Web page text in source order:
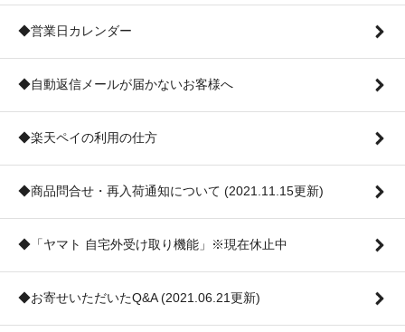
◆営業日カレンダー
◆自動返信メールが届かないお客様へ
◆楽天ペイの利用の仕方
◆商品問合せ・再入荷通知について (2021.11.15更新)
◆「ヤマト 自宅外受け取り機能」※現在休止中
◆お寄せいただいたQ&A (2021.06.21更新)